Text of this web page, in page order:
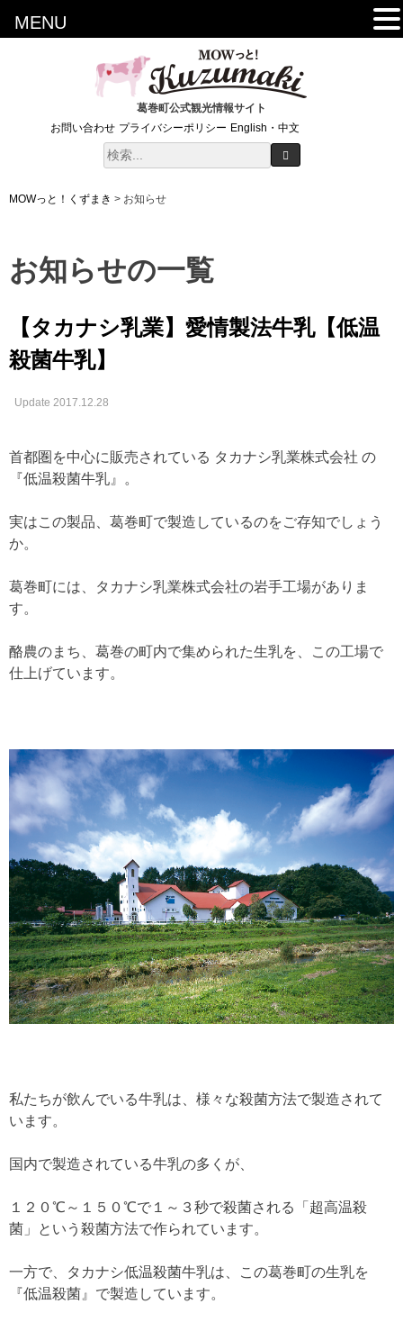
葛巻町公式観光情報サイト
お問い合わせ プライバシーポリシー English・中文
MOWっと！くずまき > お知らせ
お知らせの一覧
【タカナシ乳業】愛情製法牛乳【低温
殺菌牛乳】
Update 2017.12.28
首都圏を中心に販売されている タカナシ乳業株式会社 の
『低温殺菌牛乳』。
実はこの製品、葛巻町で製造しているのをご存知でしょう
か。
葛巻町には、タカナシ乳業株式会社の岩手工場がありま
す。
酪農のまち、葛巻の町内で集められた生乳を、この工場で
仕上げています。
私たちが飲んでいる牛乳は、様々な殺菌方法で製造されて
います。
国内で製造されている牛乳の多くが、
１２０℃～１５０℃で１～３秒で殺菌される「超高温殺
菌」という殺菌方法で作られています。
一方で、タカナシ低温殺菌牛乳は、この葛巻町の生乳を
『低温殺菌』で製造しています。
MENU